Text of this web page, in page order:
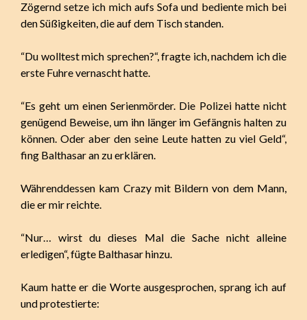
Zögernd setze ich mich aufs Sofa und bediente mich bei
den Süßigkeiten, die auf dem Tisch standen.
“Du wolltest mich sprechen?“, fragte ich, nachdem ich die
erste Fuhre vernascht hatte.
“Es geht um einen Serienmörder. Die Polizei hatte nicht
genügend Beweise, um ihn länger im Gefängnis halten zu
können. Oder aber den seine Leute hatten zu viel Geld“,
fing Balthasar an zu erklären.
Währenddessen kam Crazy mit Bildern von dem Mann,
die er mir reichte.
“Nur… wirst du dieses Mal die Sache nicht alleine
erledigen“, fügte Balthasar hinzu.
Kaum hatte er die Worte ausgesprochen, sprang ich auf
und protestierte: